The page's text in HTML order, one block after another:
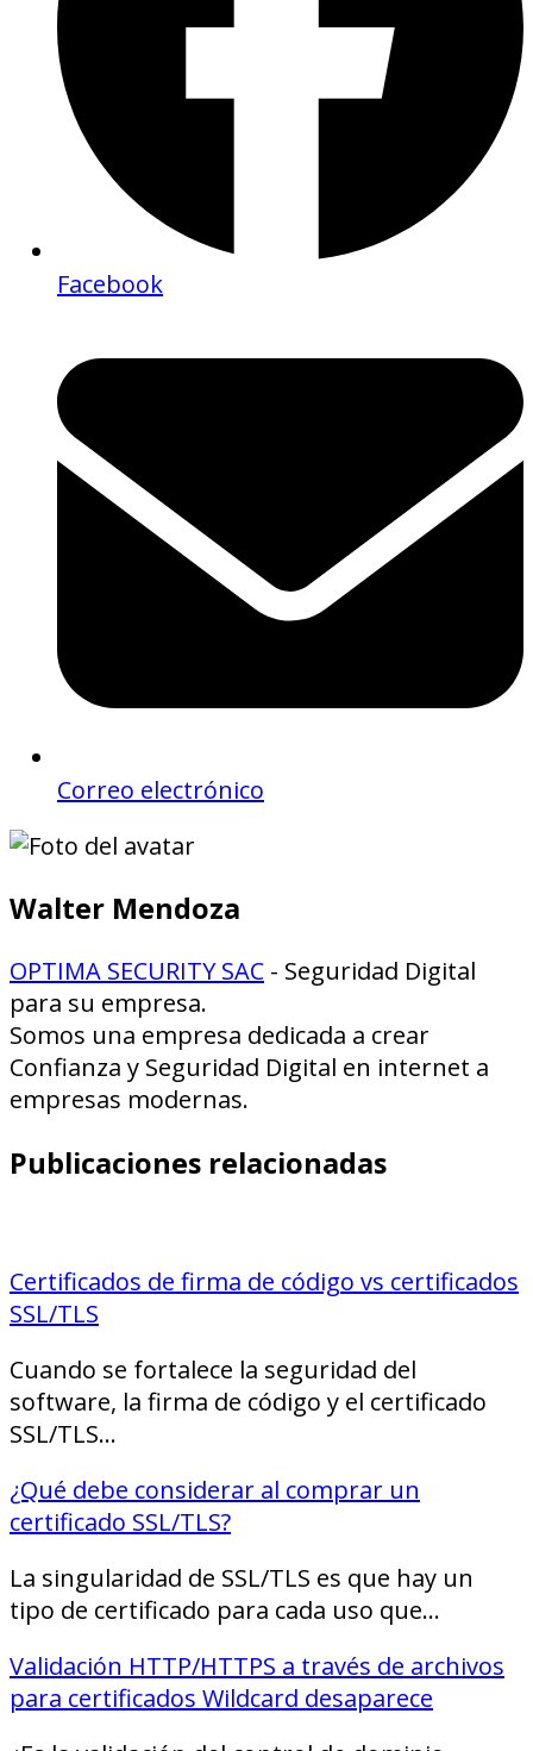
Facebook
Correo electrónico
Walter Mendoza
OPTIMA SECURITY SAC - Seguridad Digital
para su empresa.
Somos una empresa dedicada a crear
Confianza y Seguridad Digital en internet a
empresas modernas.
Publicaciones relacionadas
Certificados de firma de código vs certificados
SSL/TLS
Cuando se fortalece la seguridad del
software, la firma de código y el certificado
SSL/TLS…
¿Qué debe considerar al comprar un
certificado SSL/TLS?
La singularidad de SSL/TLS es que hay un
tipo de certificado para cada uso que…
Validación HTTP/HTTPS a través de archivos
para certificados Wildcard desaparece